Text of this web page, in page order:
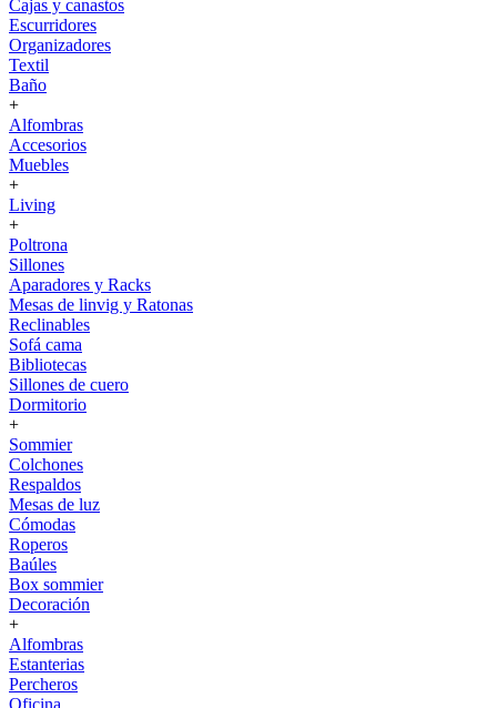
Cajas y canastos
Escurridores
Organizadores
Textil
Baño
+
Alfombras
Accesorios
Muebles
+
Living
+
Poltrona
Sillones
Aparadores y Racks
Mesas de linvig y Ratonas
Reclinables
Sofá cama
Bibliotecas
Sillones de cuero
Dormitorio
+
Sommier
Colchones
Respaldos
Mesas de luz
Cómodas
Roperos
Baúles
Box sommier
Decoración
+
Alfombras
Estanterias
Percheros
Oficina